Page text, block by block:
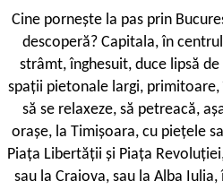
Cine pornește la pas prin
descoperă? Capitala, în
strâmt, înghesuit, duce lipsă
spații pietonale largi, primitoare,
să se relaxeze, să petreacă,
orașe, la Timișoara, cu piețele
Piața Libertății și Piața
sau la Craiova, sau la Alba